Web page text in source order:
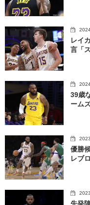
レイ
言「
39歳
ーム
優勝
レブ